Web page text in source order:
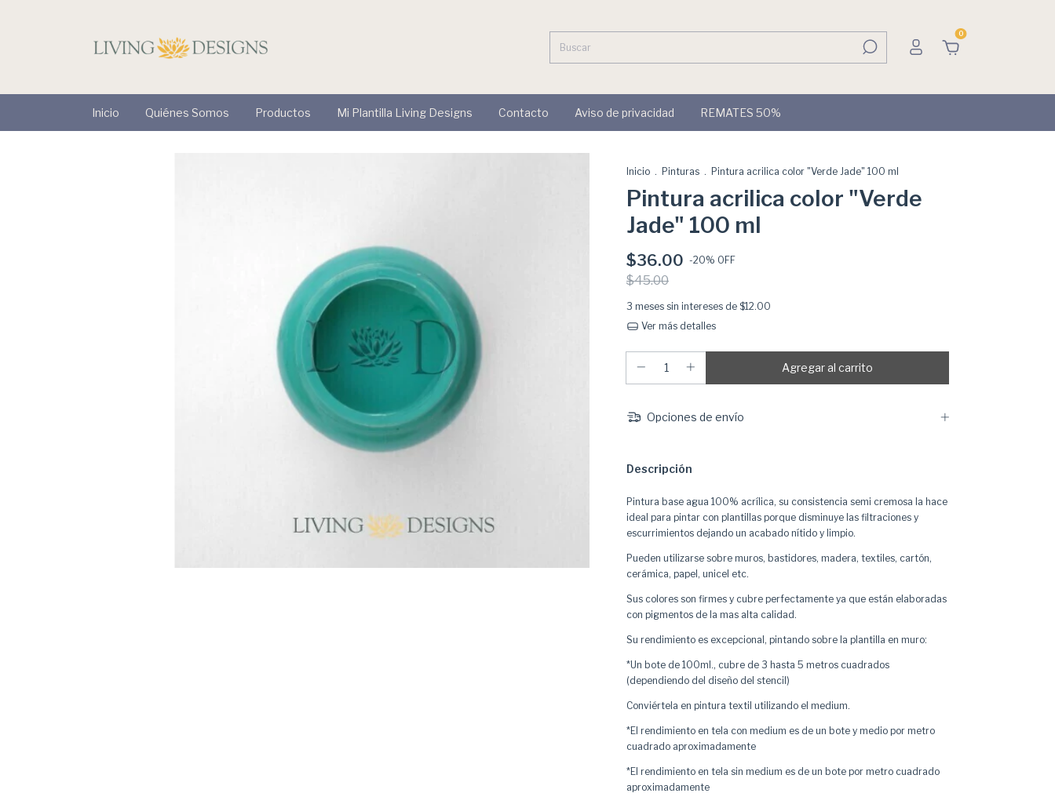
0
Inicio Quiénes Somos Productos Mi Plantilla Living Designs Contacto Aviso de privacidad REMATES 50%
Inicio . Pinturas . Pintura acrilica color "Verde Jade" 100 ml
Pintura acrilica color "Verde
Jade" 100 ml
$36.00 -20% OFF
$45.00
3 meses sin intereses de $12.00
Ver más detalles
Opciones de envío
Descripción
Pintura base agua 100% acrílica, su consistencia semi cremosa la hace
ideal para pintar con plantillas porque disminuye las filtraciones y
escurrimientos dejando un acabado nítido y limpio.
Pueden utilizarse sobre muros, bastidores, madera, textiles, cartón,
cerámica, papel, unicel etc.
Sus colores son firmes y cubre perfectamente ya que están elaboradas
con pigmentos de la mas alta calidad.
Su rendimiento es excepcional, pintando sobre la plantilla en muro:
*Un bote de 100ml., cubre de 3 hasta 5 metros cuadrados
(dependiendo del diseño del stencil)
Conviértela en pintura textil utilizando el medium.
*El rendimiento en tela con medium es de un bote y medio por metro
cuadrado aproximadamente
*El rendimiento en tela sin medium es de un bote por metro cuadrado
aproximadamente